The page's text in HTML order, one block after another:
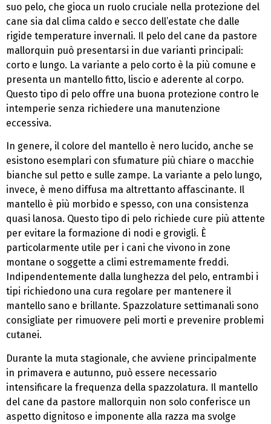
suo pelo, che gioca un ruolo cruciale nella protezione del
cane sia dal clima caldo e secco dell’estate che dalle
rigide temperature invernali. Il pelo del cane da pastore
mallorquin può presentarsi in due varianti principali:
corto e lungo. La variante a pelo corto è la più comune e
presenta un mantello fitto, liscio e aderente al corpo.
Questo tipo di pelo offre una buona protezione contro le
intemperie senza richiedere una manutenzione
eccessiva.
In genere, il colore del mantello è nero lucido, anche se
esistono esemplari con sfumature più chiare o macchie
bianche sul petto e sulle zampe. La variante a pelo lungo,
invece, è meno diffusa ma altrettanto affascinante. Il
mantello è più morbido e spesso, con una consistenza
quasi lanosa. Questo tipo di pelo richiede cure più attente
per evitare la formazione di nodi e grovigli. È
particolarmente utile per i cani che vivono in zone
montane o soggette a climi estremamente freddi.
Indipendentemente dalla lunghezza del pelo, entrambi i
tipi richiedono una cura regolare per mantenere il
mantello sano e brillante. Spazzolature settimanali sono
consigliate per rimuovere peli morti e prevenire problemi
cutanei.
Durante la muta stagionale, che avviene principalmente
in primavera e autunno, può essere necessario
intensificare la frequenza della spazzolatura. Il mantello
del cane da pastore mallorquin non solo conferisce un
aspetto dignitoso e imponente alla razza ma svolge